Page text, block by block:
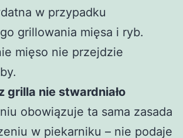
w przypadku
grillowania mięsa i ryb.
mięso nie przejdzie
grilla nie stwardniało
obowiązuje ta sama zasada
w piekarniku – nie podaje